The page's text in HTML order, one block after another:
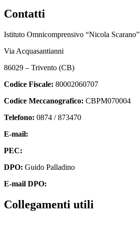
Contatti
Istituto Omnicomprensivo “Nicola Scarano”
Via Acquasantianni
86029 – Trivento (CB)
Codice Fiscale: 80002060707
Codice Meccanografico: CBPM070004
Telefono: 0874 / 873470
E-mail:
PEC:
DPO: Guido Palladino
E-mail DPO:
Collegamenti utili